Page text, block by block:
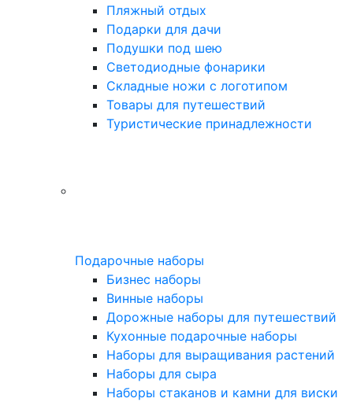
Пляжный отдых
Подарки для дачи
Подушки под шею
Светодиодные фонарики
Складные ножи с логотипом
Товары для путешествий
Туристические принадлежности
Подарочные наборы
Бизнес наборы
Винные наборы
Дорожные наборы для путешествий
Кухонные подарочные наборы
Наборы для выращивания растений
Наборы для сыра
Наборы стаканов и камни для виски